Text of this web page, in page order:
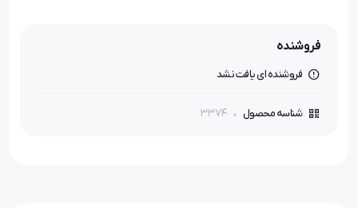
فروشنده
فروشنده ای یافت نشد
شناسه محصول 3374